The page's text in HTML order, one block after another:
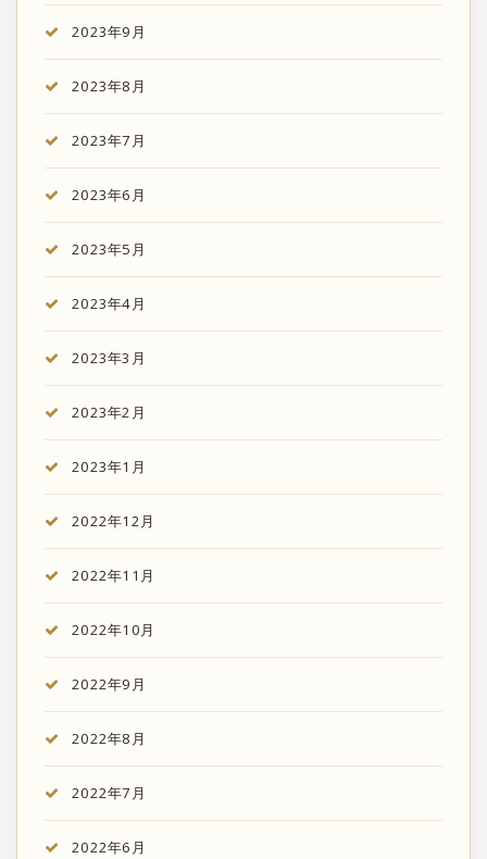
2023年9月
2023年8月
2023年7月
2023年6月
2023年5月
2023年4月
2023年3月
2023年2月
2023年1月
2022年12月
2022年11月
2022年10月
2022年9月
2022年8月
2022年7月
2022年6月